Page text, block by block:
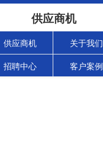
供应商机
供应商机 关于我们
招聘中心 客户案例